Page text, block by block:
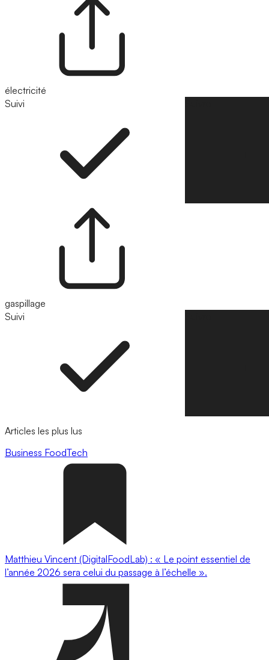
électricité
Suivi
gaspillage
Suivi
Articles les plus lus
Business FoodTech
Matthieu Vincent (DigitalFoodLab) : « Le point essentiel de
l’année 2026 sera celui du passage à l’échelle ».